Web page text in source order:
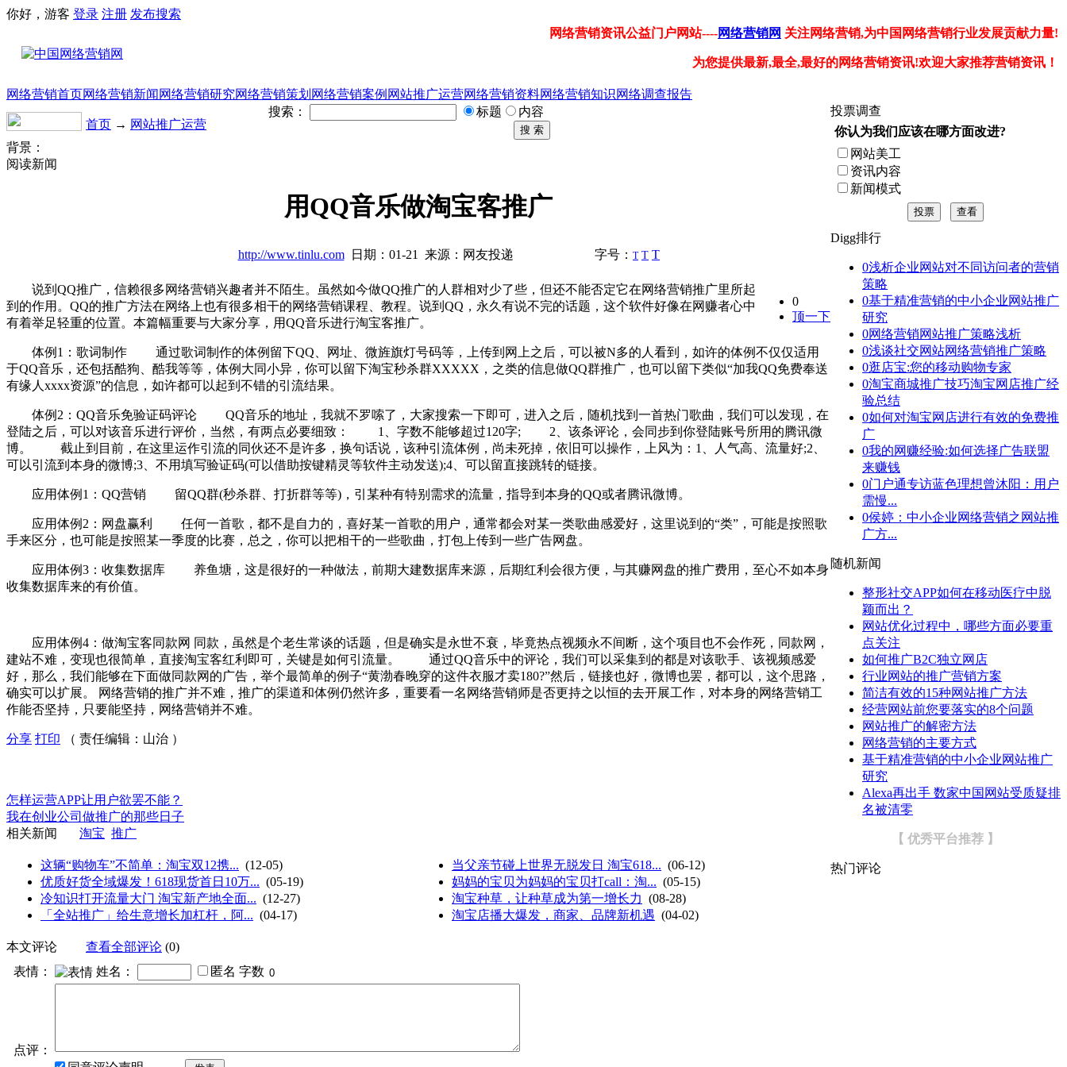
你好，游客 登录 注册 发布搜索
网络营销资讯公益门户网站----网络营销网 关注网络营销,为中国网络营销行业发展贡献力量!
为您提供最新,最全,最好的网络营销资讯!欢迎大家推荐营销资讯！
网络营销首页网络营销新闻 网络营销研究网络营销策划 网络营销案例 网站推广运营网络营销资料网络营销知识网络调查报告
首页 → 网站推广运营
搜索： 标题 内容
搜 索
背景：
阅读新闻
用QQ音乐做淘宝客推广
http://www.tinlu.com日期：01-21 来源：网友投递 字号： T T T
0
顶一下
说到QQ推广，信赖很多网络营销兴趣者并不陌生。虽然如今做QQ推广的人群相对少了些，但还不能否定它在网络营销推广里所起
到的作用。QQ的推广方法在网络上也有很多相干的网络营销课程、教程。说到QQ，永久有说不完的话题，这个软件好像在网赚者心中
有着举足轻重的位置。本篇幅重要与大家分享，用QQ音乐进行淘宝客推广。
体例1：歌词制作 通过歌词制作的体例留下QQ、网址、微旌旗灯号码等，上传到网上之后，可以被N多的人看到，如许的体例不仅仅适用
于QQ音乐，还包括酷狗、酷我等等，体例大同小异，你可以留下淘宝秒杀群XXXXX，之类的信息做QQ群推广，也可以留下类似“加我QQ免费奉送
有缘人xxxx资源”的信息，如许都可以起到不错的引流结果。
体例2：QQ音乐免验证码评论 QQ音乐的地址，我就不罗嗦了，大家搜索一下即可，进入之后，随机找到一首热门歌曲，我们可以发现，在
登陆之后，可以对该音乐进行评价，当然，有两点必要细致： 1、字数不能够超过120字; 2、该条评论，会同步到你登陆账号所用的腾讯微
博。 截止到目前，在这里运作引流的同伙还不是许多，换句话说，该种引流体例，尚未死掉，依旧可以操作，上风为：1、人气高、流量好;2、
可以引流到本身的微博;3、不用填写验证码(可以借助按键精灵等软件主动发送);4、可以留直接跳转的链接。
应用体例1：QQ营销 留QQ群(秒杀群、打折群等等)，引某种有特别需求的流量，指导到本身的QQ或者腾讯微博。
应用体例2：网盘赢利 任何一首歌，都不是自力的，喜好某一首歌的用户，通常都会对某一类歌曲感爱好，这里说到的“类”，可能是按照歌
手来区分，也可能是按照某一季度的比赛，总之，你可以把相干的一些歌曲，打包上传到一些广告网盘。
应用体例3：收集数据库 养鱼塘，这是很好的一种做法，前期大建数据库来源，后期红利会很方便，与其赚网盘的推广费用，至心不如本身
收集数据库来的有价值。
应用体例4：做淘宝客同款网 同款，虽然是个老生常谈的话题，但是确实是永世不衰，毕竟热点视频永不间断，这个项目也不会作死，同款网，
建站不难，变现也很简单，直接淘宝客红利即可，关键是如何引流量。 通过QQ音乐中的评论，我们可以采集到的都是对该歌手、该视频感爱
好，那么，我们能够在下面做同款网的广告，举个最简单的例子“黄渤春晚穿的这件衣服才卖180?”然后，链接也好，微博也罢，都可以，这个思路，
确实可以扩展。 网络营销的推广并不难，推广的渠道和体例仍然许多，重要看一名网络营销师是否更持之以恒的去开展工作，对本身的网络营销工
作能否坚持，只要能坚持，网络营销并不难。
分享 打印 （ 责任编辑：山治 ）
怎样运营APP让用户欲罢不能？
我在创业公司做推广的那些日子
相关新闻
淘宝 推广
这辆“购物车”不简单：淘宝双12携... (12-05)
优质好货全域爆发！618现货首日10万... (05-19)
冷知识打开流量大门 淘宝新产地全面... (12-27)
「全站推广」给生意增长加杠杆，阿... (04-17)
当父亲节碰上世界无脱发日 淘宝618... (06-12)
妈妈的宝贝为妈妈的宝贝打call：淘... (05-15)
淘宝种草，让种草成为第一增长力 (08-28)
淘宝店播大爆发，商家、品牌新机遇 (04-02)
本文评论 查看全部评论 (0)
表情：
姓名： 匿名 字数
点评：
投票调查
你认为我们应该在哪方面改进?
网站美工
资讯内容
新闻模式
投票 查看
Digg排行
0浅析企业网站对不同访问者的营销
策略
0基于精准营销的中小企业网站推广
研究
0网络营销网站推广策略浅析
0浅谈社交网站网络营销推广策略
0逛店宝:您的移动购物专家
0淘宝商城推广技巧淘宝网店推广经
验总结
0如何对淘宝网店进行有效的免费推
广
0我的网赚经验:如何选择广告联盟
来赚钱
0门户通专访蓝色理想曾沐阳：用户
需慢...
0侯婷：中小企业网络营销之网站推
广方...
随机新闻
整形社交APP如何在移动医疗中脱
颖而出？
网站优化过程中，哪些方面必要重
点关注
如何推广B2C独立网店
行业网站的推广营销方案
简洁有效的15种网站推广方法
经营网站前您要落实的8个问题
网站推广的解密方法
网络营销的主要方式
基于精准营销的中小企业网站推广
研究
Alexa再出手 数家中国网站受质疑排
名被清零
【 优秀平台推荐 】
热门评论